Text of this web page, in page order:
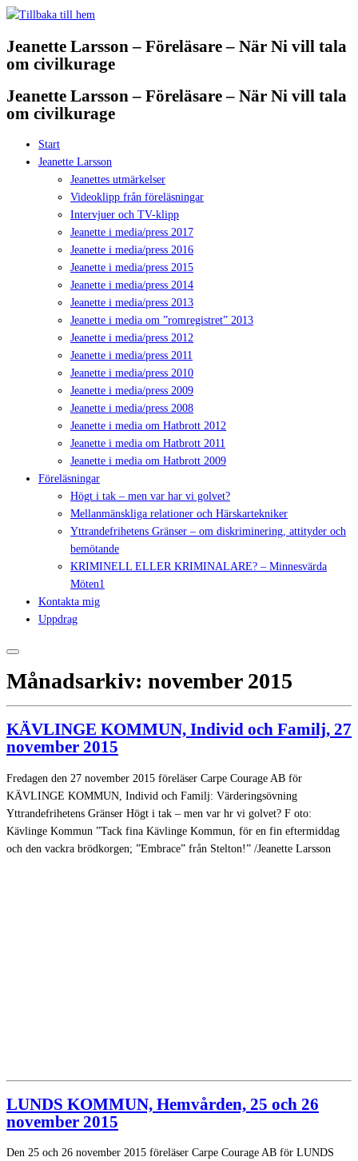
Hoppa
innehåll
Jeanette Larsson – Föreläsare – När Ni vill tala
om civilkurage
Jeanette Larsson – Föreläsare – När Ni vill tala
om civilkurage
Start
Jeanette Larsson
Jeanettes utmärkelser
Videoklipp från föreläsningar
Intervjuer och TV-klipp
Jeanette i media/press 2017
Jeanette i media/press 2016
Jeanette i media/press 2015
Jeanette i media/press 2014
Jeanette i media/press 2013
Jeanette i media om ”romregistret” 2013
Jeanette i media/press 2012
Jeanette i media/press 2011
Jeanette i media/press 2010
Jeanette i media/press 2009
Jeanette i media/press 2008
Jeanette i media om Hatbrott 2012
Jeanette i media om Hatbrott 2011
Jeanette i media om Hatbrott 2009
Föreläsningar
Högt i tak – men var har vi golvet?
Mellanmänskliga relationer och Härskartekniker
Yttrandefrihetens Gränser – om diskriminering, attityder och
bemötande
KRIMINELL ELLER KRIMINALARE? – Minnesvärda
Möten1
Kontakta mig
Uppdrag
Månadsarkiv: november 2015
KÄVLINGE KOMMUN, Individ och Familj, 27
november 2015
Fredagen den 27 november 2015 föreläser Carpe Courage AB för
KÄVLINGE KOMMUN, Individ och Familj: Värderingsövning
Yttrandefrihetens Gränser Högt i tak – men var hr vi golvet? F oto:
Kävlinge Kommun ”Tack fina Kävlinge Kommun, för en fin eftermiddag
och den vackra brödkorgen; ”Embrace” från Stelton!” /Jeanette Larsson
LUNDS KOMMUN, Hemvården, 25 och 26
november 2015
Den 25 och 26 november 2015 föreläser Carpe Courage AB för LUNDS